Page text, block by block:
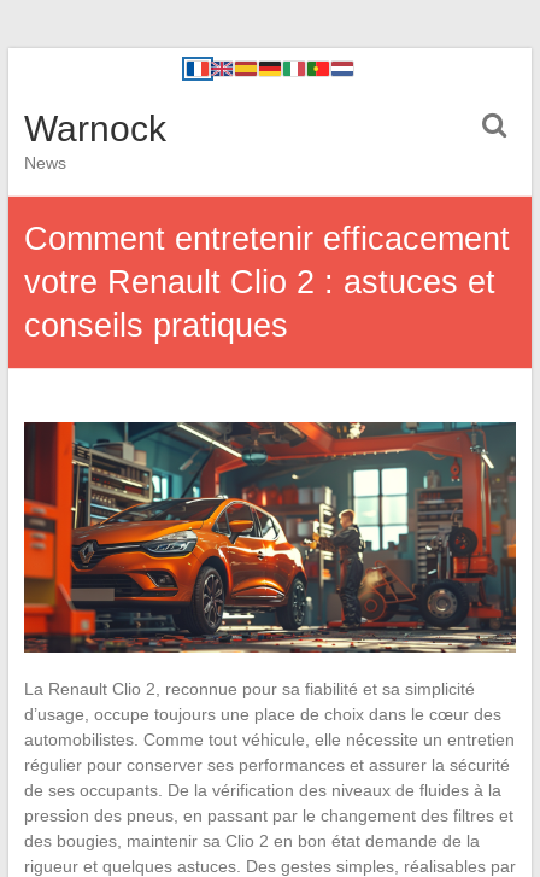
Warnock
News
Comment entretenir efficacement
votre Renault Clio 2 : astuces et
conseils pratiques
La Renault Clio 2, reconnue pour sa fiabilité et sa simplicité
d’usage, occupe toujours une place de choix dans le cœur des
automobilistes. Comme tout véhicule, elle nécessite un entretien
régulier pour conserver ses performances et assurer la sécurité
de ses occupants. De la vérification des niveaux de fluides à la
pression des pneus, en passant par le changement des filtres et
des bougies, maintenir sa Clio 2 en bon état demande de la
rigueur et quelques astuces. Des gestes simples, réalisables par